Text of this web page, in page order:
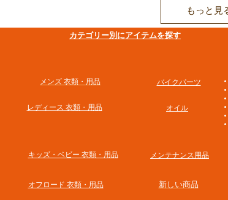
もっと見
​カテゴリー別にアイテムを探す
メンズ 衣類・用品
​レディース 衣類・用品
バイクパーツ
オイル
​キッズ・ベビー 衣類・用品
オフロード 衣類・用品
メンテナンス用品
新しい商品